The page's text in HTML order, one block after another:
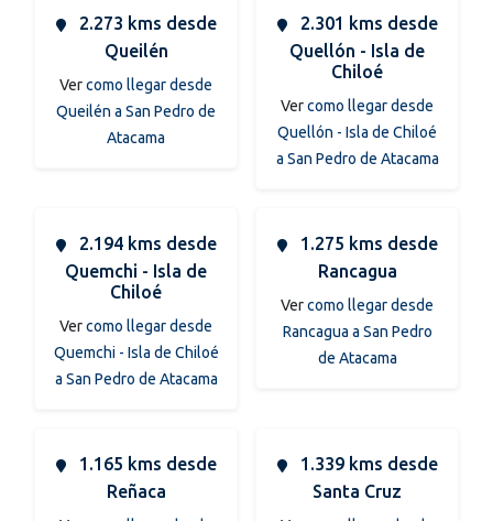
2.273 kms desde
Queilén
Vercomo llegar desde
Queilén a San Pedro de
Atacama
2.301 kms desde
Quellón - Isla de
Chiloé
Vercomo llegar desde
Quellón - Isla de Chiloé
a San Pedro de Atacama
2.194 kms desde
Quemchi - Isla de
Chiloé
Vercomo llegar desde
Quemchi - Isla de Chiloé
a San Pedro de Atacama
1.275 kms desde
Rancagua
Vercomo llegar desde
Rancagua a San Pedro
de Atacama
1.165 kms desde
Reñaca
1.339 kms desde
Santa Cruz